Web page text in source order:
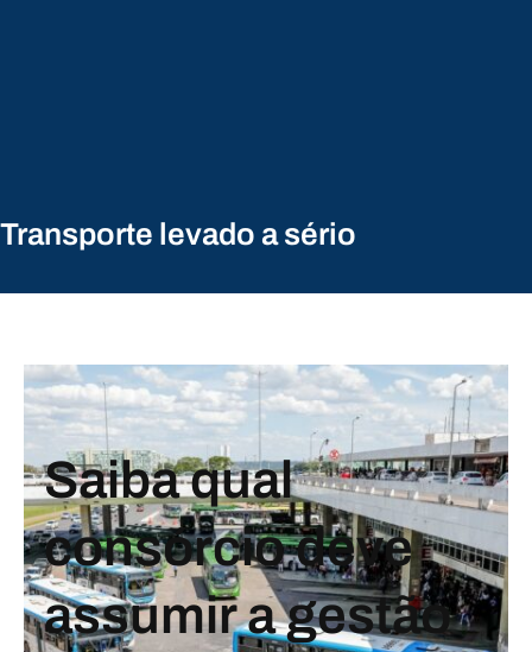
Transporte levado a sério
Saiba qual
consórcio deve
assumir a gestão